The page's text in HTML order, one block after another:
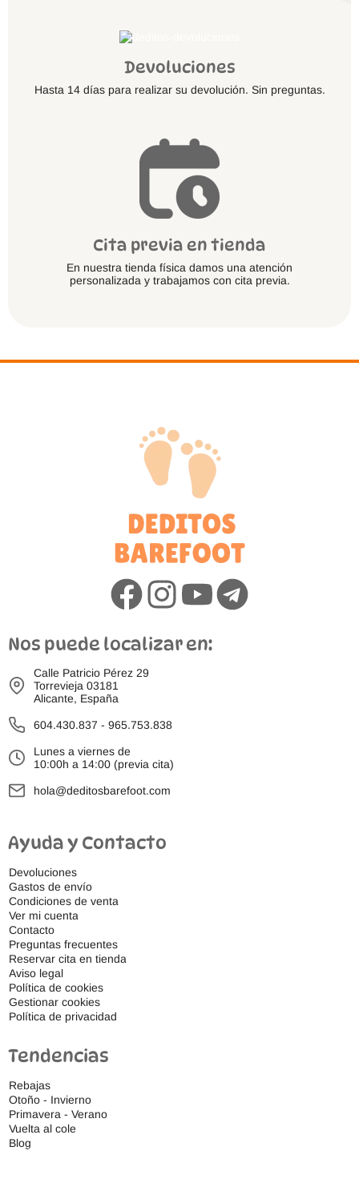
Devoluciones
Hasta 14 días para realizar su devolución. Sin preguntas.
Cita previa en tienda
En nuestra tienda física damos una atención
personalizada y trabajamos con cita previa.
Nos puede localizar en:
Calle Patricio Pérez 29
Torrevieja 03181
Alicante, España
604.430.837 - 965.753.838
Lunes a viernes de
10:00h a 14:00 (previa cita)
hola@deditosbarefoot.com
Ayuda y Contacto
Devoluciones
Gastos de envío
Condiciones de venta
Ver mi cuenta
Contacto
Preguntas frecuentes
Reservar cita en tienda
Aviso legal
Política de cookies
Gestionar cookies
Política de privacidad
Tendencias
Rebajas
Otoño - Invierno
Primavera - Verano
Vuelta al cole
Blog